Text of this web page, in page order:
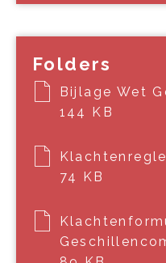
Folders
Bijlage Wet
144 KB
74 KB